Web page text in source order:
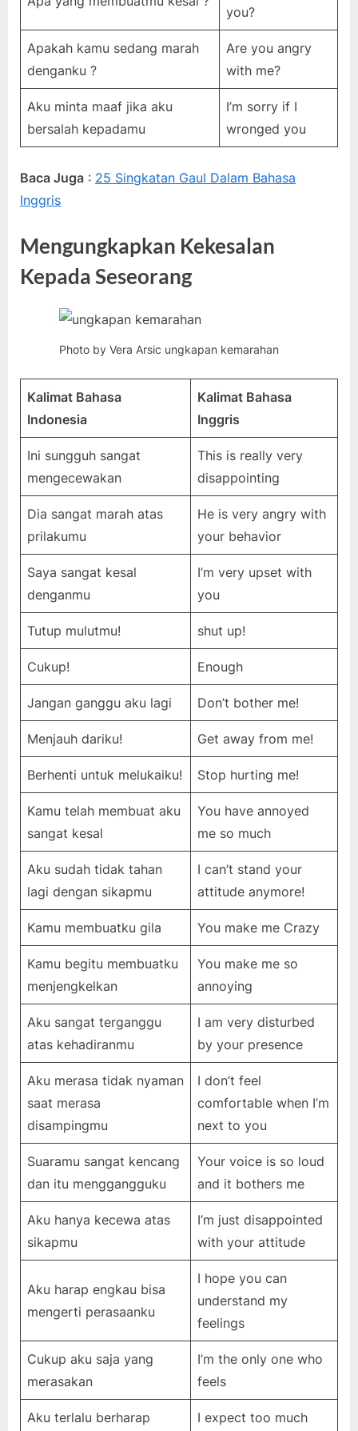
you?
Apakah kamu sedang marah
denganku ?
Are you angry
with me?
Aku minta maaf jika aku
bersalah kepadamu
I’m sorry if I
wronged you
Baca Juga : 25 Singkatan Gaul Dalam Bahasa
Inggris
Mengungkapkan Kekesalan
Kepada Seseorang
Photo by Vera Arsic ungkapan kemarahan
Kalimat Bahasa
Indonesia
Kalimat Bahasa
Inggris
Ini sungguh sangat
mengecewakan
This is really very
disappointing
Dia sangat marah atas
prilakumu
He is very angry with
your behavior
Saya sangat kesal
denganmu
I’m very upset with
you
Tutup mulutmu! shut up!
Cukup! Enough
Jangan ganggu aku lagi Don’t bother me!
Menjauh dariku! Get away from me!
Berhenti untuk melukaiku! Stop hurting me!
Kamu telah membuat aku
sangat kesal
You have annoyed
me so much
Aku sudah tidak tahan
lagi dengan sikapmu
I can’t stand your
attitude anymore!
Kamu membuatku gila You make me Crazy
Kamu begitu membuatku
menjengkelkan
You make me so
annoying
Aku sangat terganggu
atas kehadiranmu
I am very disturbed
by your presence
Aku merasa tidak nyaman
saat merasa
disampingmu
I don’t feel
comfortable when I’m
next to you
Suaramu sangat kencang
dan itu menggangguku
Your voice is so loud
and it bothers me
Aku hanya kecewa atas
sikapmu
I’m just disappointed
with your attitude
Aku harap engkau bisa
mengerti perasaanku
I hope you can
understand my
feelings
Cukup aku saja yang
merasakan
I’m the only one who
feels
Aku terlalu berharap
I expect too much